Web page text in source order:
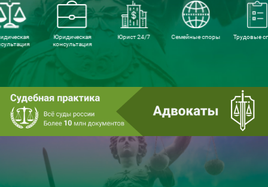
Юридическая
консультация
Юрист 24/7 Семейные споры Трудовые